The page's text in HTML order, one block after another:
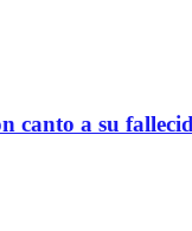
canto a su